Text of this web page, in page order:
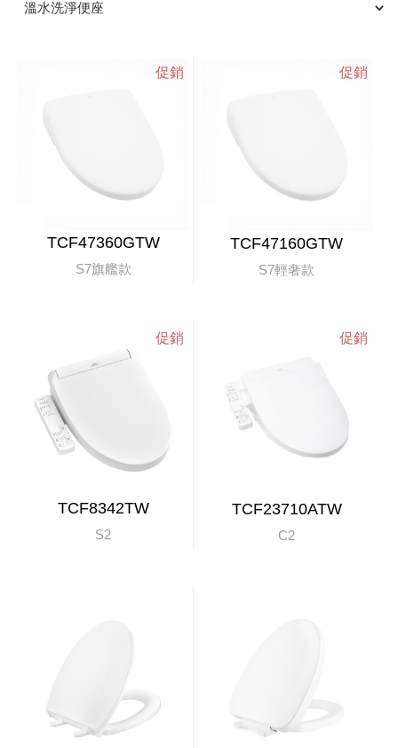
TCF47360GTW
S7旗艦款
TCF47160GTW
S7輕奢款
TCF8342TW
S2
TCF23710ATW
C2